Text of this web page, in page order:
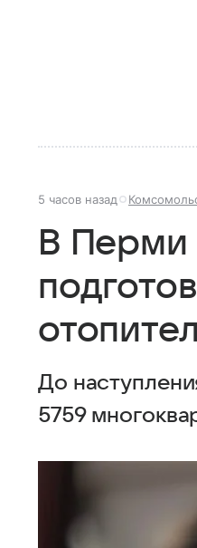
5 часов назад
В Перми
До
5759